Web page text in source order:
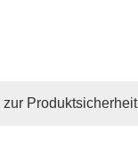
zur Produktsicherheit